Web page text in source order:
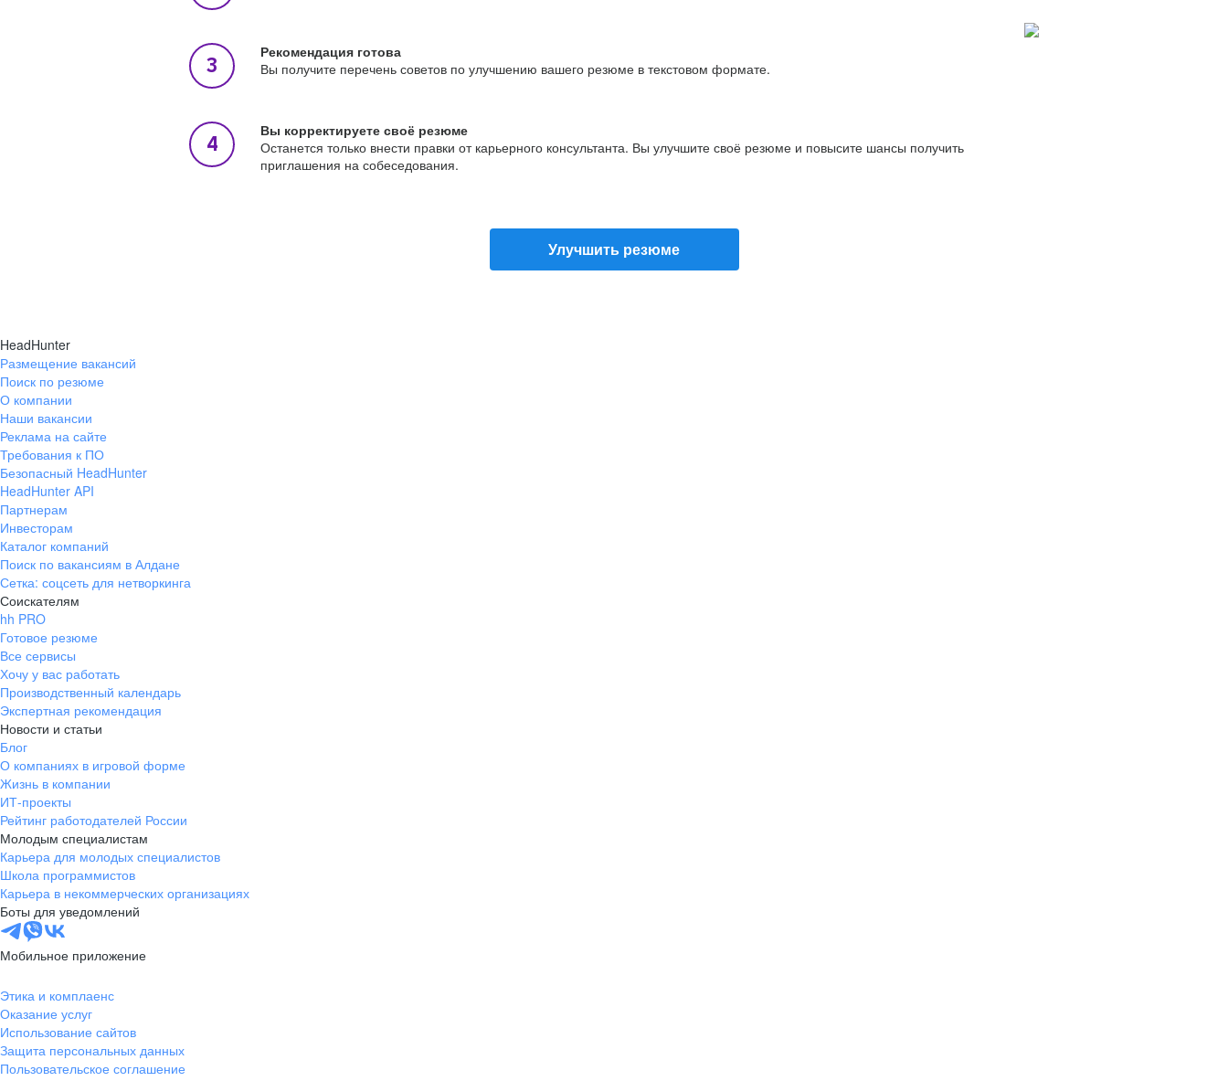
Рекомендация готова
Вы получите перечень советов по улучшению вашего резюме в текстовом формате.
Вы корректируете своё резюме
Останется только внести правки от карьерного консультанта. Вы улучшите своё резюме и повысите шансы получить
приглашения на собеседования.
Улучшить резюме
HeadHunter
Размещение вакансий
Поиск по резюме
О компании
Наши вакансии
Реклама на сайте
Требования к ПО
Безопасный HeadHunter
HeadHunter API
Партнерам
Инвесторам
Каталог компаний
Поиск по вакансиям в Алдане
Сетка: соцсеть для нетворкинга
Соискателям
hh PRO
Готовое резюме
Все сервисы
Хочу у вас работать
Производственный календарь
Экспертная рекомендация
Новости и статьи
Блог
О компаниях в игровой форме
Жизнь в компании
ИТ-проекты
Рейтинг работодателей России
Молодым специалистам
Карьера для молодых специалистов
Школа программистов
Карьера в некоммерческих организациях
Боты для уведомлений
Мобильное приложение
Этика и комплаенс
Оказание услуг
Использование сайтов
Защита персональных данных
Пользовательское соглашение